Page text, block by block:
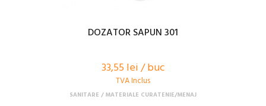
DOZATOR SAPUN 301
33,55 lei / buc
TVA Inclus
SANITARE MATERIALE CURATENIE/MENAJ